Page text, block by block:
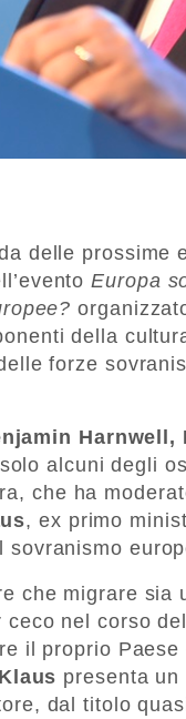
delle prossime
Europa
della
forze
Harnwell,
alcuni degli
che ha
, ex primo
che migrare sia
ceco nel corso
il proprio
presenta
dal titolo